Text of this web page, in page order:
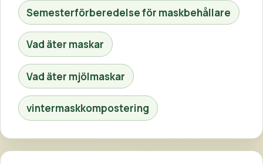
Semesterförberedelse för maskbehållare
Vad äter maskar
Vad äter mjölmaskar
vintermaskkompostering